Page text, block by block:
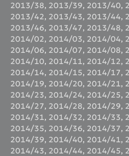
2013/38, 2013/39, 2013/40,
2013/42, 2013/43, 2013/44,
2013/46, 2013/47, 2013/48,
2014/02, 2014/03, 2014/04,
2014/06, 2014/07, 2014/08,
2014/10, 2014/11, 2014/12,
2014/14, 2014/15, 2014/17,
2014/19, 2014/20, 2014/21,
2014/23, 2014/24, 2014/25,
2014/27, 2014/28, 2014/29,
2014/31, 2014/32, 2014/33,
2014/35, 2014/36, 2014/37,
2014/39, 2014/40, 2014/41,
2014/43, 2014/44, 2014/45,